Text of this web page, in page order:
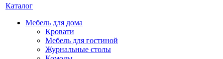
Каталог
Мебель для дома
Кровати
Мебель для гостиной
Журнальные столы